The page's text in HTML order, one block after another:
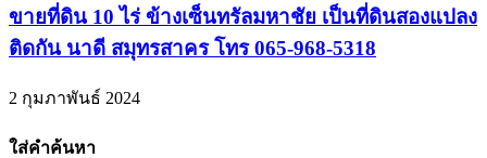
ขายที่ดิน 10 ไร่ ข้างเซ็นทรัลมหาชัย เป็นที่ดินสองแปลง
ติดกัน นาดี สมุทรสาคร โทร 065-968-5318
2 กุมภาพันธ์ 2024
ใส่คำค้นหา